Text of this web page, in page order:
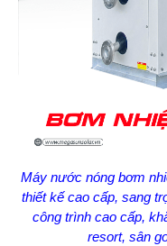
Máy nước nóng bơm
thiết kế cao cấp, sang
công trình cao cấp,
resort, sân